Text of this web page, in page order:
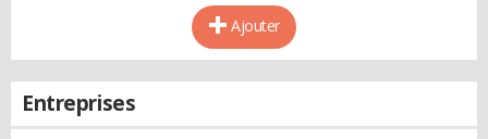
Ajouter
Entreprises